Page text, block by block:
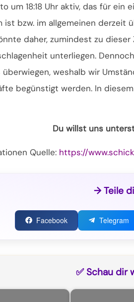
um 18:18 Uhr aktiv, das für
ist bzw. im allgemeinen derzeit
daher, zumindest zu
unterliegen.
weshalb wir
begünstigt werden. In
Du willst uns
Quelle: https://
→ Teile
Facebook Telegram
✅ Schau dir